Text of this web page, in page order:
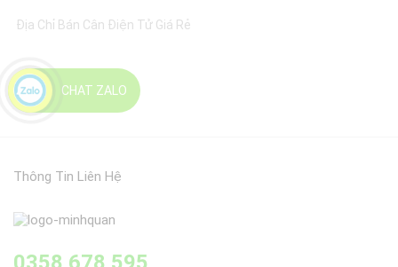
Địa Chỉ Bán Cân Điện Tử Giá Rẻ
CHAT ZALO
Thông Tin Liên Hệ